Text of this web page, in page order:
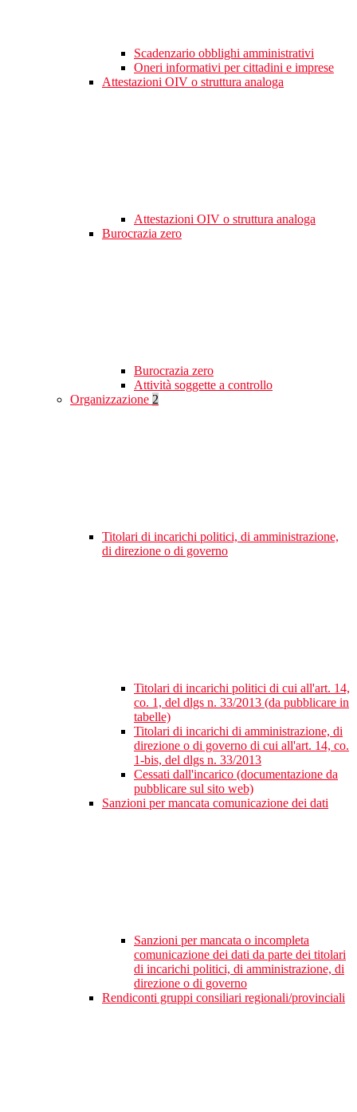
Scadenzario obblighi amministrativi
Oneri informativi per cittadini e imprese
Attestazioni OIV o struttura analoga
Attestazioni OIV o struttura analoga
Burocrazia zero
Burocrazia zero
Attività soggette a controllo
Organizzazione 2
Titolari di incarichi politici, di amministrazione,
di direzione o di governo
Titolari di incarichi politici di cui all'art. 14,
co. 1, del dlgs n. 33/2013 (da pubblicare in
tabelle)
Titolari di incarichi di amministrazione, di
direzione o di governo di cui all'art. 14, co.
1-bis, del dlgs n. 33/2013
Cessati dall'incarico (documentazione da
pubblicare sul sito web)
Sanzioni per mancata comunicazione dei dati
Sanzioni per mancata o incompleta
comunicazione dei dati da parte dei titolari
di incarichi politici, di amministrazione, di
direzione o di governo
Rendiconti gruppi consiliari regionali/provinciali